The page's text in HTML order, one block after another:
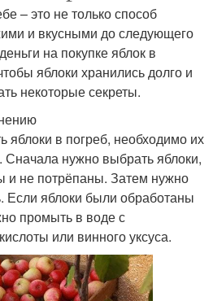
– это не только способ
и вкусными до следующего
на покупке яблок в
яблоки хранились долго и
некоторые секреты.
яблоки в погреб, необходимо их
Сначала нужно выбрать яблоки,
и не потрёпаны. Затем нужно
Если яблоки были обработаны
промыть в воде с
или винного уксуса.